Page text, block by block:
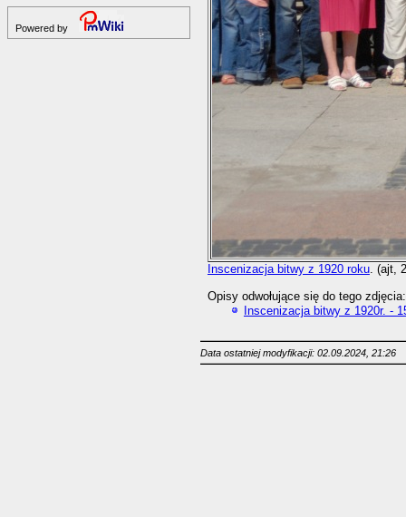
Powered by
Inscenizacja bitwy z 1920 roku. (ajt,
Opisy odwołujące się do tego zdjęcia:
Inscenizacja bitwy z 1920r. -
Data ostatniej modyfikacji: 02.09.2024, 21:26